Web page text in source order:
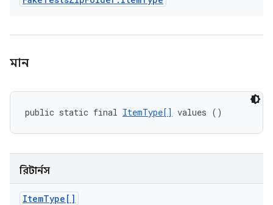
মান
public static final ItemType[] values ()
রিটার্নস
ItemType[]